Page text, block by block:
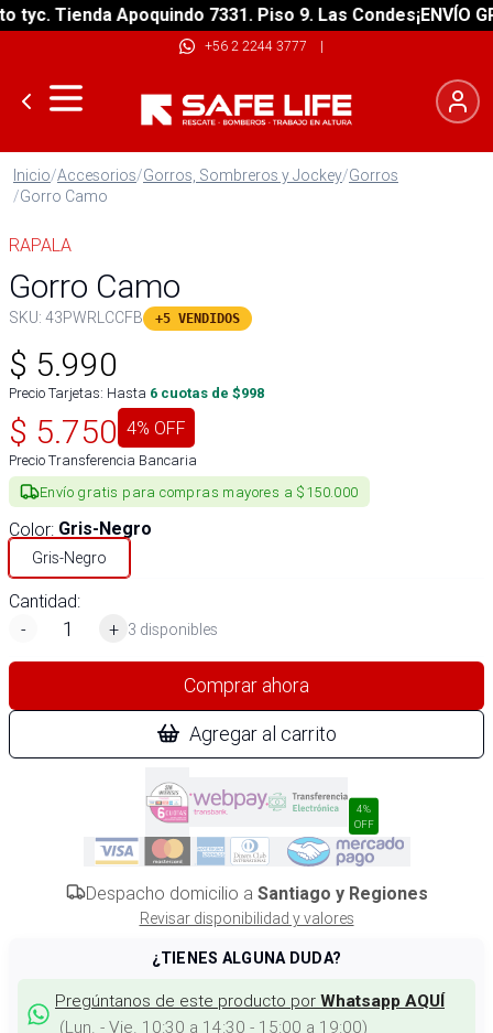
Tienda Apoquindo 7331. Piso 9. Las Condes¡ENVÍO
+56 2 2244 3777 |
Inicio/Accesorios/Gorros, Sombreros y Jockey/Gorros
/Gorro Camo
RAPALA
Gorro Camo
SKU: 43PWRLCCFB +5 VENDIDOS
$ 5.990
Precio Tarjetas: Hasta 6 cuotas de $998
$ 5.750 4% OFF
Precio Transferencia Bancaria
Envío gratis para compras mayores a $150.000
Color: Gris-Negro
Gris-Negro
Cantidad:
-
+ 3 disponibles
Comprar ahora
Agregar al carrito
4%
OFF
Despacho domicilio a Santiago y Regiones
Revisar disponibilidad y valores
¿TIENES ALGUNA DUDA?
Pregúntanos de este producto por Whatsapp AQUÍ
(Lun. - Vie. 10:30 a 14:30 - 15:00 a 19:00)